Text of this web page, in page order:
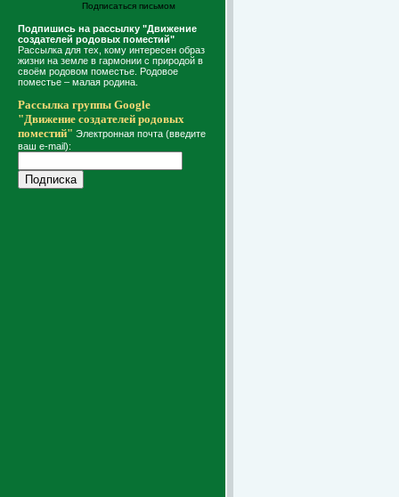
Подписаться письмом
Подпишись на рассылку "Движение
создателей родовых поместий"
Рассылка для тех, кому интересен образ
жизни на земле в гармонии с природой в
своём родовом поместье. Родовое
поместье – малая родина.
Рассылка группы Google
"Движение создателей родовых
поместий" Электронная почта (введите
ваш e-mail):